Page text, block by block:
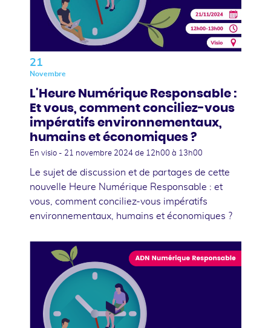
21
Novembre
L'Heure Numérique Responsable :
Et vous, comment conciliez-vous
impératifs environnementaux,
humains et économiques ?
En visio - 21 novembre 2024 de 12h00 à 13h00
Le sujet de discussion et de partages de cette
nouvelle Heure Numérique Responsable : et
vous, comment conciliez-vous impératifs
environnementaux, humains et économiques ?